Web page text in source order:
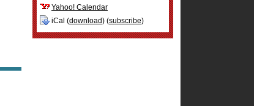
Yahoo! Calendar
iCal (download) (subscribe)